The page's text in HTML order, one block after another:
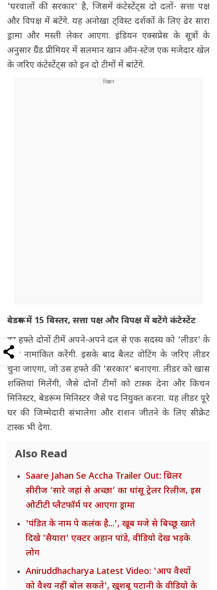
'घरवालों की सरकार' है, जिसमें कंटेस्टेंट्स दो दलों- सत्ता पक्ष
और विपक्ष में बंटेंगे. यह अनोखा ट्विस्ट दर्शकों के लिए ढेर सारा
ड्रामा और मस्ती लेकर आएगा. इंडियन एक्सप्रेस के सूत्रों के
अनुसार ग्रैंड प्रीमियर में सलमान खान ऑन-स्टेज एक मजेदार खेल
के जरिए कंटेस्टेंट्स को इन दो टीमों में बांटेंगे.
बेडरूम में 15 बिस्‍तर, सत्ता पक्ष और विपक्ष में बटेंगे कंटेस्टेंट
हर हफ्ते दोनों टीमें अपने-अपने दल से एक सदस्य को 'लीडर' के
लिए नामांकित करेंगी. इसके बाद बैलट वोटिंग के जरिए लीडर
चुना जाएगा, जो उस हफ्ते की 'सरकार' बनाएगा. लीडर को खास
शक्तियां मिलेंगी, जैसे दोनों टीमों को टास्क देना और किचन
मिनिस्टर, बेडरूम मिनिस्टर जैसे पद नियुक्त करना. यह लीडर पूरे
घर की जिम्मेदारी संभालेगा और राशन जीतने के लिए सीक्रेट
टास्क भी देगा.
Also Read
Saare Jahan Se Accha Trailer Out: थ्रिलर
सीरीज ‘सारे जहां से अच्छा’ का धांसू ट्रेलर रिलीज, इस
ओटीटी प्लैटफॉर्म पर आएगा ड्रामा
'पंडित के नाम पे कलंक है...', खूब मजे से बिच्छू खाते
दिखे 'सैयारा' एक्टर अहान पांडे, वीडियो देख भड़के
लोग
Aniruddhacharya Latest Video: 'आप वैश्यों
को वैश्य नहीं बोल सकते', खुशबू पटानी के वीडियो के